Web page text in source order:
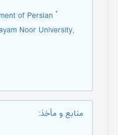
of Persian
Noor University,
منابع و مأخذ: